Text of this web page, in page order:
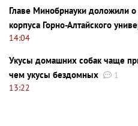
Главе Минобрнауки доложили
корпуса Горно-Алтайского
14:04
Укусы домашних собак чаще
чем укусы бездомных
1
13:22